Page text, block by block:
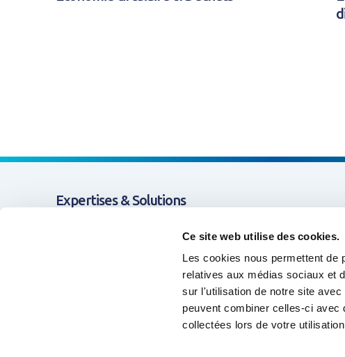
Ce site web utilise des cookies.
Les cookies nous permettent de
relatives aux médias sociaux et
sur l'utilisation de notre site
peuvent combiner celles-ci
collectées lors de votre
Expertises & Solutions
Données & Systèmes d'Information
Formation & Compétences
Animation de réseaux d'acteurs